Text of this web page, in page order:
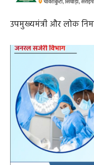
उपमुख्यमंत्री और लोक